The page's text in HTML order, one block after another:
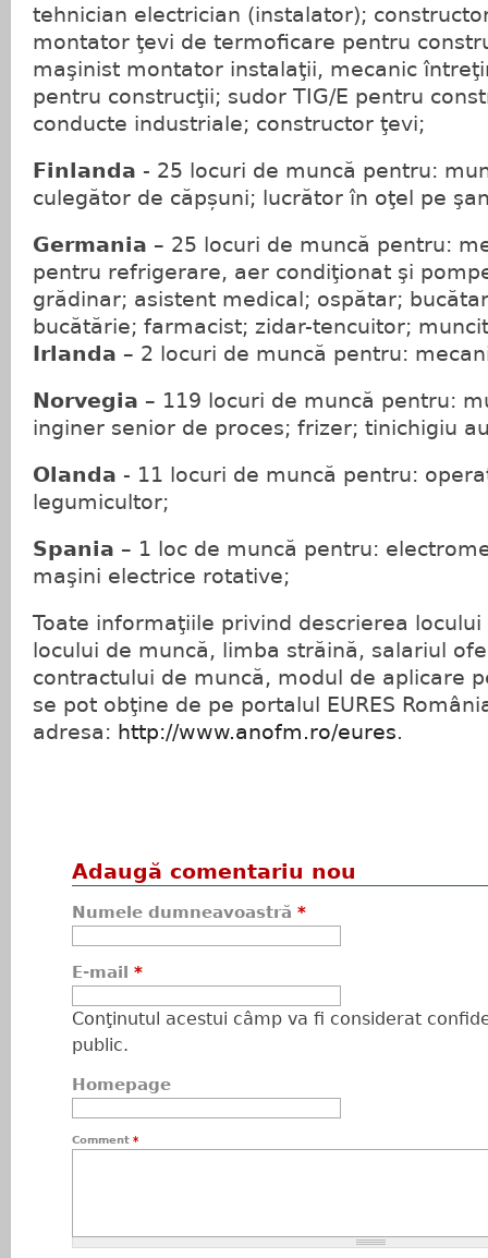
tehnician electrician (instalator);
montator ţevi de termoficare pentru
maşinist montator instalaţii, mecanic
pentru construcţii; sudor TIG/E pentru
conducte industriale; constructor ţevi;
Finlanda - 25 locuri de muncă pentru:
culegător de căpșuni; lucrător în oţel pe
Germania – 25 locuri de muncă pentru:
pentru refrigerare, aer condiţionat şi
grădinar; asistent medical; ospătar;
bucătărie; farmacist; zidar-tencuitor;
Irlanda – 2 locuri de muncă pentru:
Norvegia – 119 locuri de muncă pentru:
inginer senior de proces; frizer; tinichigiu
Olanda - 11 locuri de muncă pentru:
legumicultor;
Spania – 1 loc de muncă pentru:
maşini electrice rotative;
Toate informaţiile privind descrierea
locului de muncă, limba străină, salariul
contractului de muncă, modul de aplicare
se pot obţine de pe portalul EURES
adresa: http://www.anofm.ro/eures.
Adaugă comentariu nou
Numele dumneavoastră *
E-mail *
Conţinutul acestui câmp va fi considerat
public.
Homepage
Comment *